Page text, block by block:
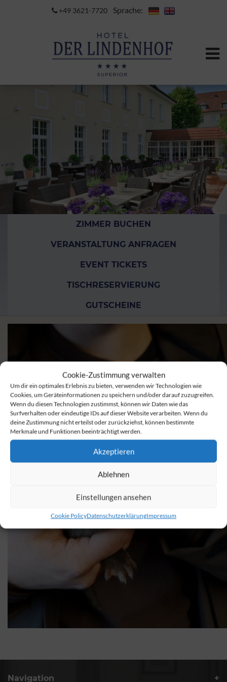
Cookie-Zustimmung verwalten
Um dir ein optimales Erlebnis zu bieten, verwenden wir Technologien wie
Cookies, um Geräteinformationen zu speichern und/oder darauf zuzugreifen.
Wenn du diesen Technologien zustimmst, können wir Daten wie das
Surfverhalten oder eindeutige IDs auf dieser Website verarbeiten. Wenn du
deine Zustimmung nicht erteilst oder zurückziehst, können bestimmte
Merkmale und Funktionen beeinträchtigt werden.
Akzeptieren
Ablehnen
Einstellungen ansehen
Cookie PolicyDatenschutzerklärungImpressum
+49 3621-7720 Sprache:
ZIMMER BUCHEN
VERANSTALTUNG ANFRAGEN
EVENT TICKETS
TISCHRESERVIERUNG
GUTSCHEINE
Navigation